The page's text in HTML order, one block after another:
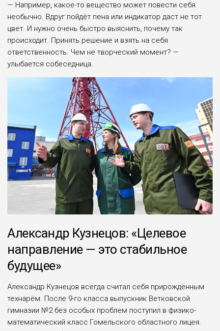
— Например, какое-то вещество может повести себя
необычно. Вдруг пойдёт пена или индикатор даст не тот
цвет. И нужно очень быстро выяснить, почему так
происходит. Принять решение и взять на себя
ответственность. Чем не творческий момент? —
улыбается собеседница.
Александр Кузнецов: «Целевое
направление — это стабильное
будущее»
Александр Кузнецов всегда считал себя прирождённым
технарём. После 9-го класса выпускник Ветковской
гимназии №2 без особых проблем поступил в физико-
математический класс Гомельского областного лицея.